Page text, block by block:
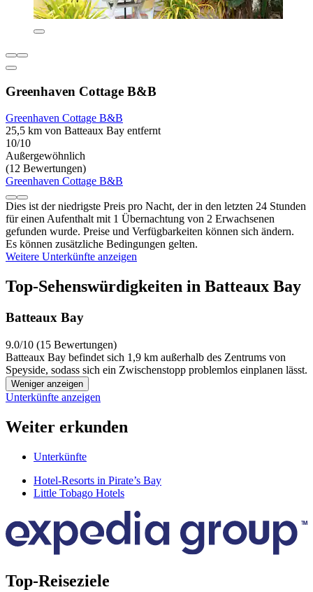
Greenhaven Cottage B&B
Greenhaven Cottage B&B
25,5 km von Batteaux Bay entfernt
10/10
Außergewöhnlich
(12 Bewertungen)
Greenhaven Cottage B&B
Dies ist der niedrigste Preis pro Nacht, der in den letzten 24 Stunden
für einen Aufenthalt mit 1 Übernachtung von 2 Erwachsenen
gefunden wurde. Preise und Verfügbarkeiten können sich ändern.
Es können zusätzliche Bedingungen gelten.
Weitere Unterkünfte anzeigen
Top-Sehenswürdigkeiten in Batteaux Bay
Batteaux Bay
9.0/10 (15 Bewertungen)
Batteaux Bay befindet sich 1,9 km außerhalb des Zentrums von
Speyside, sodass sich ein Zwischenstopp problemlos einplanen lässt.
Weniger anzeigen
Unterkünfte anzeigen
Weiter erkunden
Unterkünfte
Hotel-Resorts in Pirate’s Bay
Little Tobago Hotels
Top-Reiseziele